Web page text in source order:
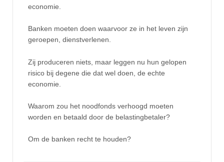
economie.
Banken moeten doen waarvoor ze in het leven zijn
geroepen, dienstverlenen.
Zij produceren niets, maar leggen nu hun gelopen
risico bij degene die dat wel doen, de echte
economie.
Waarom zou het noodfonds verhoogd moeten
worden en betaald door de belastingbetaler?
Om de banken recht te houden?